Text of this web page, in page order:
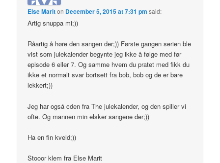
Else Mariton December 5, 2015 at 7:31 pm said:
Artig snuppa mi;))
Råartig å høre den sangen der;)) Første gangen serien ble
vist som julekalender begynte jeg ikke å følge med før
episode 6 eller 7. Og samme hvem du pratet med fikk du
ikke et normalt svar bortsett fra bob, bob og de er bare
lekkert;))
Jeg har også cden fra The julekalender, og den spiller vi
ofte. Og mannen min elsker sangene der;))
Ha en fin kveld;))
Stooor klem fra Else Marit